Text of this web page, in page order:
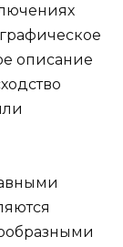
описание